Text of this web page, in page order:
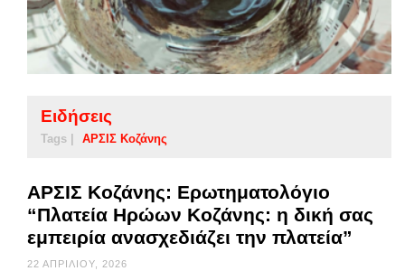
Ειδήσεις
Tags | ΑΡΣΙΣ Κοζάνης
ΑΡΣΙΣ Κοζάνης: Ερωτηματολόγιο
“Πλατεία Ηρώων Κοζάνης: η δική σας
εμπειρία ανασχεδιάζει την πλατεία”
22 ΑΠΡΙΛΊΟΥ, 2026